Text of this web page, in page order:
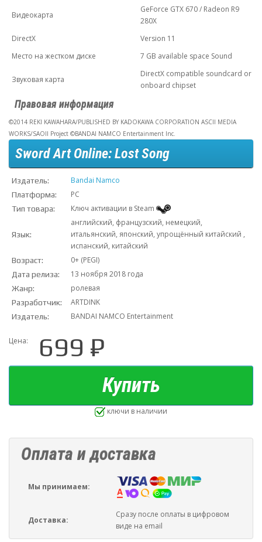
Видеокарта
GeForce GTX 670 / Radeon R9
280X
DirectX
Version 11
Место на жестком диске
7 GB available space Sound
Звуковая карта
DirectX compatible soundcard or
onboard chipset
Правовая информация
©2014 REKI KAWAHARA/PUBLISHED BY KADOKAWA CORPORATION ASCII MEDIA
WORKS/SAOII Project ©BANDAI NAMCO Entertainment Inc.
Sword Art Online: Lost Song
Издатель: Bandai Namco
Платформа: PC
Тип товара: Ключ активации в Steam
Язык:
английский, французский, немецкий,
итальянский, японский, упрощённый китайский ,
испанский, китайский
Возраст: 0+ (PEGI)
Дата релиза: 13 ноября 2018 года
Жанр: ролевая
Разработчик: ARTDINK
Издатель: BANDAI NAMCO Entertainment
Цена: 699 ₽
Купить
ключи в наличии
Оплата и доставка
Мы принимаем:
Доставка:
Сразу после оплаты в цифровом
виде на email